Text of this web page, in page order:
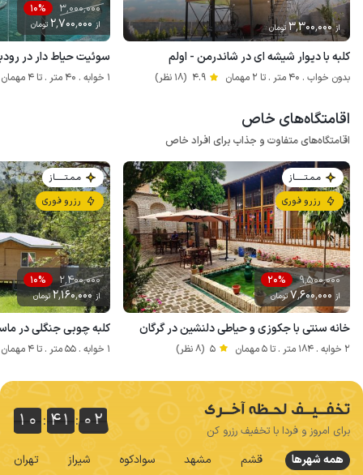
از 3٬300٬000تومان
کلبه با دیوار شیشه ای در شاندرمن - اولم
بدون خواب . 40 متر . تا 2 مهمان 4.9 (18 نظر)
3٬000٬000 10%
از 2٬700٬000 تومان
سوئیت حیاط دار در
1 خوابه . 40 متر . تا 4 مهمان
اقامتگاه‌های خاص
اﻗﺎﻣﺘﮕﺎه‌ﻫﺎی متفاوت و جذاب ﺑﺮای اﻓﺮاد ﺧﺎص
مـمـتــــــاز
رزرو فوری
9٬500٬000 20%
از 7٬600٬000تومان
خانه سنتی با جکوزی و حیاطی دلنشین در گرگان
2 خوابه . 184 متر . تا 5 مهمان 5 (8 نظر)
مـمـتــــــاز
رزرو فوری
2٬400٬000 10%
از 2٬160٬000تومان
کلبه چوبی جنگلی در
1 خوابه . 55 متر . تا 4 مهمان
برای امروز و فردا با تخفیف رزرو کن 01
02
01
03
02
:
41
41
:
10
10
همه شهرها قشم مشهد سوادکوه شیراز تهران